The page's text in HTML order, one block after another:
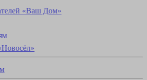
«Ваш Дом»